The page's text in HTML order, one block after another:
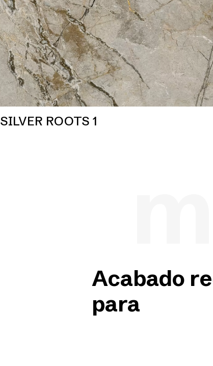
SILVER ROOTS 1
Acabado
para